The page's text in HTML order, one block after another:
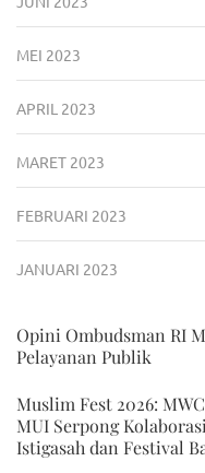
MEI 2023
APRIL 2023
MARET 2023
FEBRUARI 2023
JANUARI 2023
Opini Ombudsman RI
Pelayanan Publik
Muslim Fest 2026:
MUI Serpong
Istigasah dan Festival